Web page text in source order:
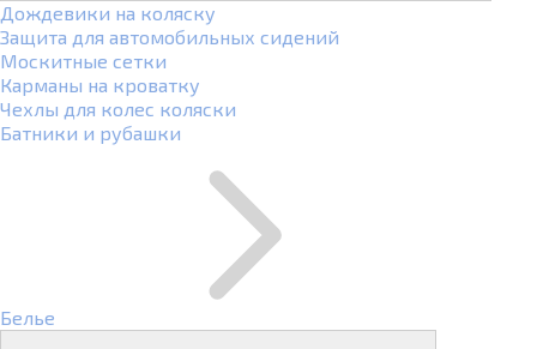
Дождевики на коляску
Защита для автомобильных сидений
Москитные сетки
Карманы на кроватку
Чехлы для колес коляски
Батники и рубашки
Белье